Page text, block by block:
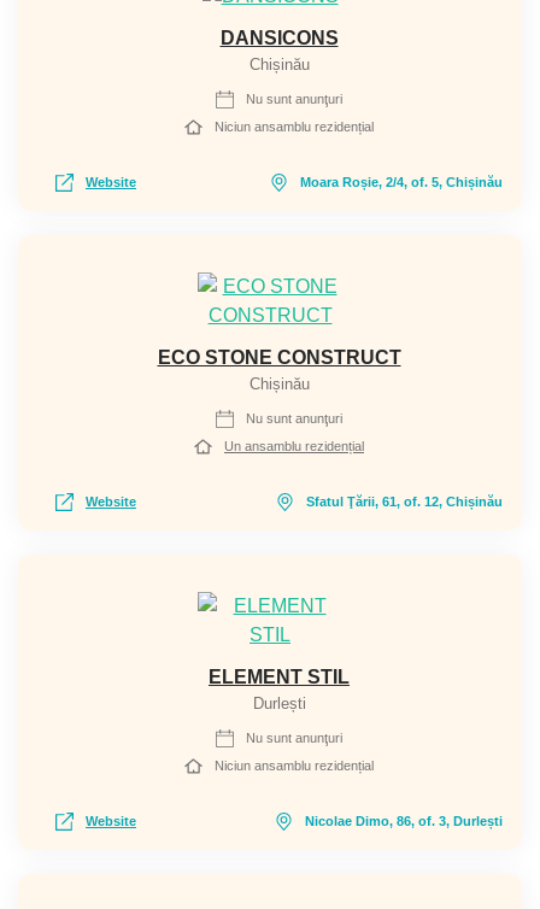
DANSICONS
Chișinău
Nu sunt anunţuri
Niciun ansamblu rezidențial
Website Moara Roșie, 2/4, of. 5, Chișinău
ECO STONE CONSTRUCT
Chișinău
Nu sunt anunţuri
Un ansamblu rezidențial
Website Sfatul Ţării, 61, of. 12, Chișinău
ELEMENT STIL
Durlești
Nu sunt anunţuri
Niciun ansamblu rezidențial
Website Nicolae Dimo, 86, of. 3, Durlești